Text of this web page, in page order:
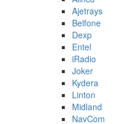
Ajetrays
Belfone
Dexp
Entel
iRadio
Joker
Kydera
Linton
Midland
NavCom